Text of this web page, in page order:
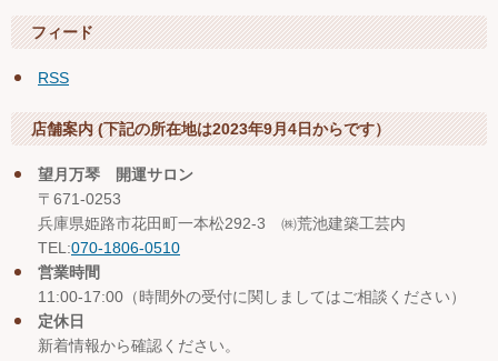
フィード
RSS
店舗案内 (下記の所在地は2023年9月4日からです）
望月万琴 開運サロン
〒671-0253
兵庫県姫路市花田町一本松292-3 ㈱荒池建築工芸内
TEL:070-1806-0510
営業時間
11:00-17:00（時間外の受付に関しましてはご相談ください）
定休日
新着情報から確認ください。